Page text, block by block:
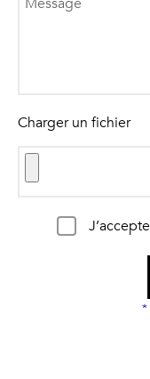
Charger un fichier
*